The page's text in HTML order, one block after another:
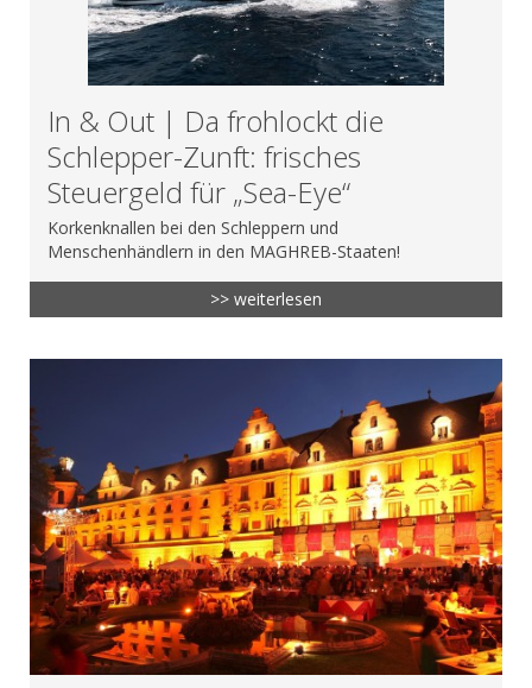
In & Out | Da frohlockt die
Schlepper-Zunft: frisches
Steuergeld für „Sea-Eye“
Korkenknallen bei den Schleppern und
Menschenhändlern in den MAGHREB-Staaten!
>> weiterlesen